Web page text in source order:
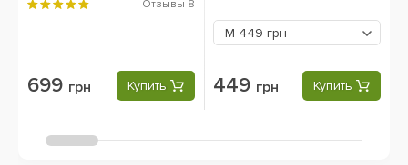
Steel, Eco Shock,
Отзывы 8
699 грн Купить
M 449 грн
449 грн Купить